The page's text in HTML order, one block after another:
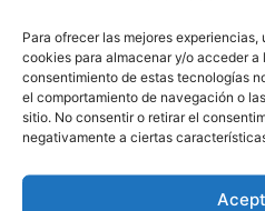
Para ofrecer las mejores
cookies para almacenar y/o acceder
consentimiento de estas tecnologías
el comportamiento de navegación o
sitio. No consentir o retirar el
negativamente a ciertas
¿Amenaza ambiental o
debate del cangrejo azul
07/08/2026